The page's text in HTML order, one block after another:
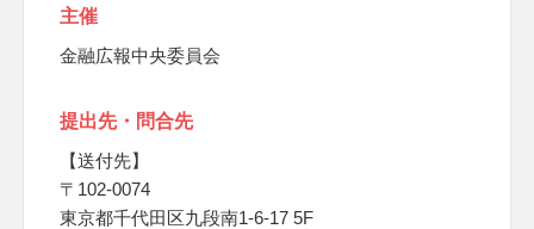
主催
金融広報中央委員会
提出先・問合先
【送付先】
〒102-0074
東京都千代田区九段南1-6-17 5F